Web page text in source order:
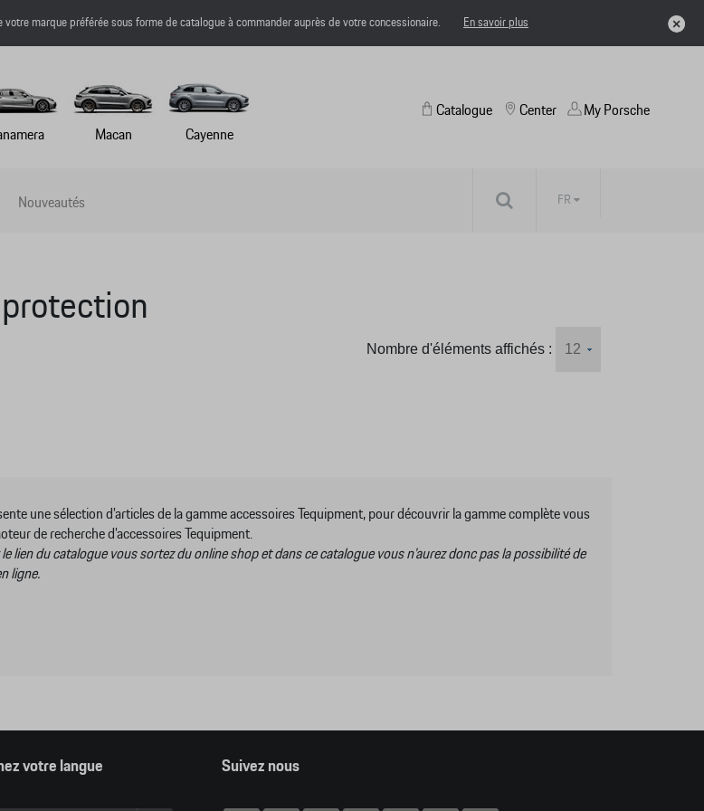
marque préférée sous forme de catalogue à commander auprès de votre concessionaire. En savoir plus
Macan Cayenne
Catalogue
Nouveautés
Center My Porsche
FR
Nombre d'éléments affichés :
une sélection d’articles de la gamme accessoires Tequipment, pour découvrir la gamme complète vous
de recherche d’accessoires Tequipment.
lien du catalogue vous sortez du online shop et dans ce catalogue vous n’aurez donc pas la possibilité de
ligne.
votre langue Suivez nous